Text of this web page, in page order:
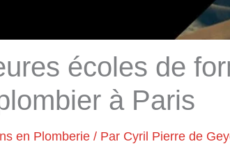
écoles de
à Paris
en Plomberie/ Par Cyril Pierre de